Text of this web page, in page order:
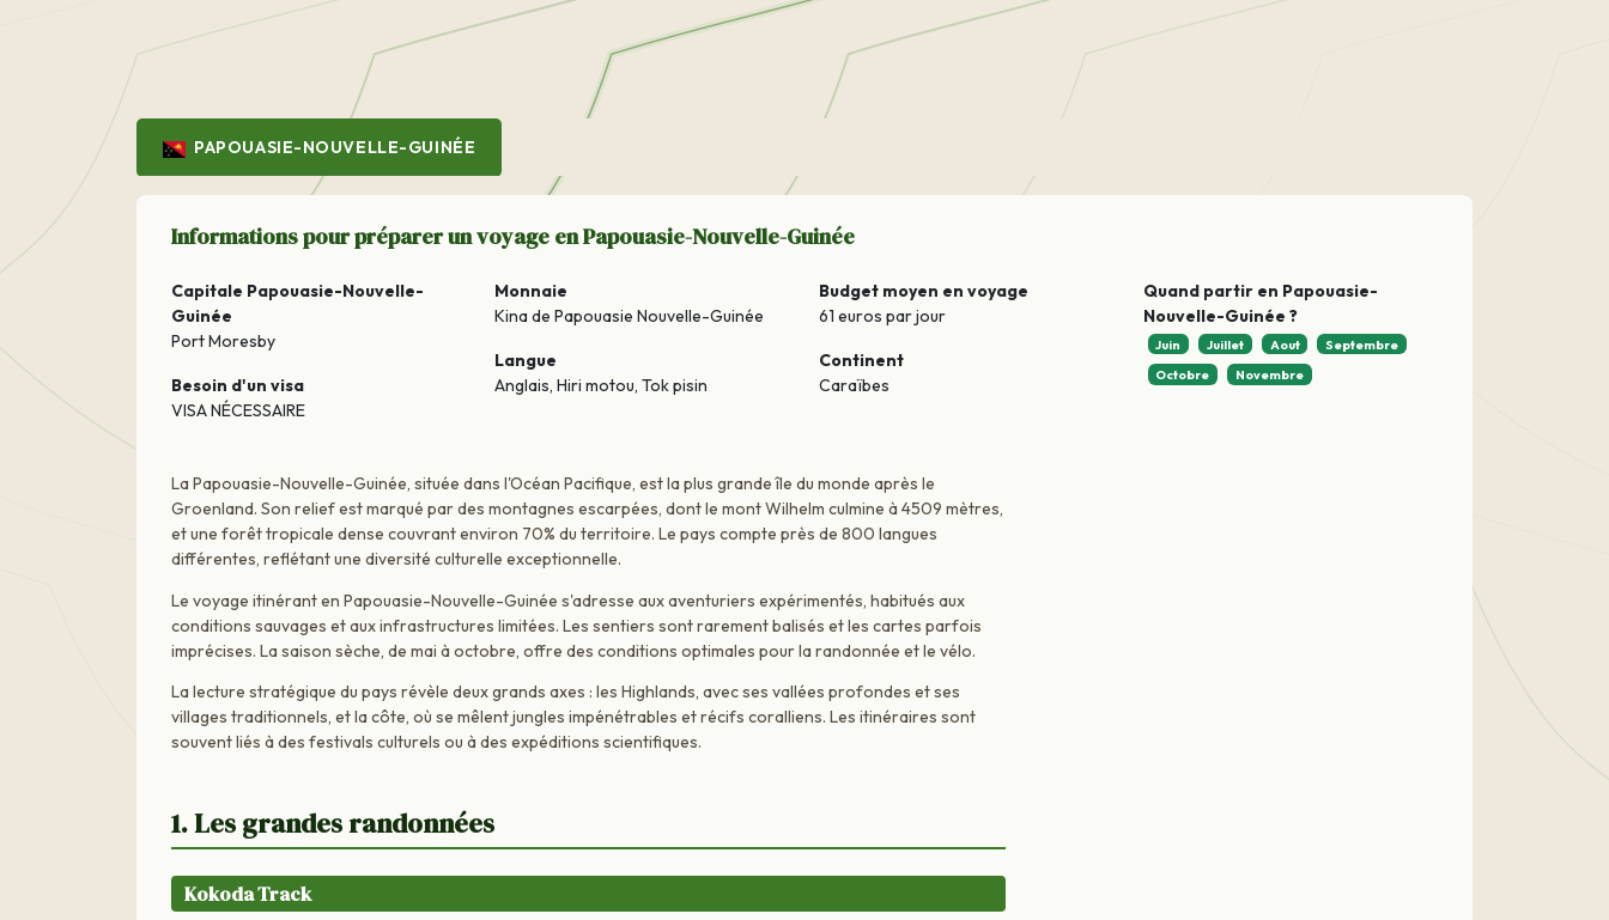
PAPOUASIE-NOUVELLE-GUINÉE
Informations pour préparer un voyage en Papouasie-Nouvelle-Guinée
Capitale Papouasie-Nouvelle-
Guinée
Port Moresby
Besoin d'un visa
VISA NÉCESSAIRE
Monnaie
Kina de Papouasie Nouvelle-Guinée
Langue
Anglais, Hiri motou, Tok pisin
Budget moyen en voyage
61 euros par jour
Continent
Caraïbes
Quand partir en Papouasie-
Nouvelle-Guinée ?
Juin Juillet Aout
Septembre
Octobre
Novembre
La Papouasie-Nouvelle-Guinée, située dans l'Océan Pacifique, est la plus grande île du monde après le
Groenland. Son relief est marqué par des montagnes escarpées, dont le mont Wilhelm culmine à 4509 mètres,
et une forêt tropicale dense couvrant environ 70% du territoire. Le pays compte près de 800 langues
différentes, reflétant une diversité culturelle exceptionnelle.
Le voyage itinérant en Papouasie-Nouvelle-Guinée s'adresse aux aventuriers expérimentés, habitués aux
conditions sauvages et aux infrastructures limitées. Les sentiers sont rarement balisés et les cartes parfois
imprécises. La saison sèche, de mai à octobre, offre des conditions optimales pour la randonnée et le vélo.
La lecture stratégique du pays révèle deux grands axes : les Highlands, avec ses vallées profondes et ses
villages traditionnels, et la côte, où se mêlent jungles impénétrables et récifs coralliens. Les itinéraires sont
souvent liés à des festivals culturels ou à des expéditions scientifiques.
1. Les grandes randonnées
Kokoda Track